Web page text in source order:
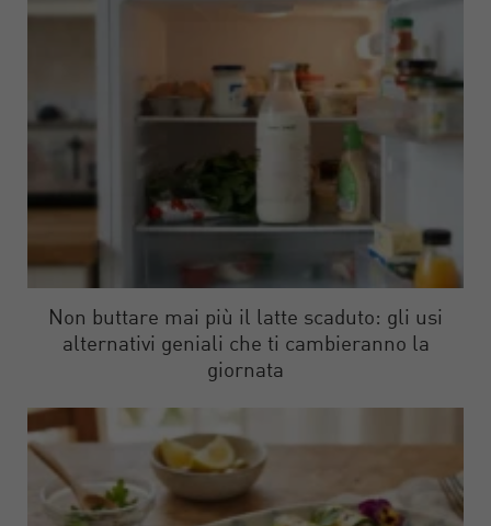
Non buttare mai più il latte scaduto: gli usi
alternativi geniali che ti cambieranno la
giornata